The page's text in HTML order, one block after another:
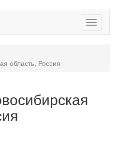
область, Россия